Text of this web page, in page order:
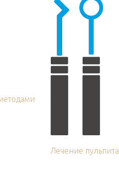
Лечение пульпита